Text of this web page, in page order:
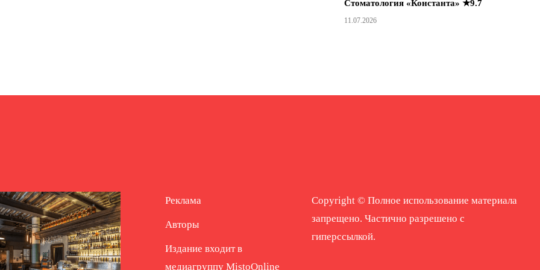
Стоматология «Константа» ★9.7
11.07.2026
Реклама
Авторы
Издание входит в
медиагруппу MistoOnline
Copyright © Полное использование материала
запрещено. Частично разрешено с
гиперссылкой.